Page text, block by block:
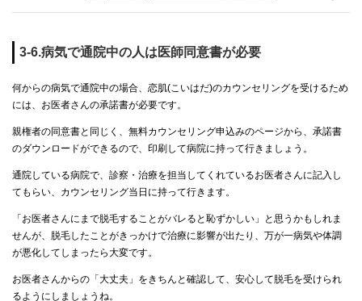
3-6.病気で通院中の人は医師同意書が必要
何からの病気で通院中の場合、恋肌(こいはだ)のカウンセリングを受けるため
には、お医者さんの承諾書が必要です。
親権者の同意書と同じく、無料カウンセリング申込みのページから、承諾書
のダウンロードができるので、印刷して病院に持って行きましょう。
通院している病院で、診察・治療を担当してくれているお医者さんに記入し
てもらい、カウンセリング当日に持って行きます。
「お医者さんにまで脱毛することがバレると恥ずかしい」と思うかもしれま
せんが、脱毛したことがきっかけで治療に影響が出たり、万が一病気や体調
が悪化してしまったら大変です。
お医者さんからの「大丈夫」をきちんと確認して、安心して脱毛を受けられ
るようにしましょうね。